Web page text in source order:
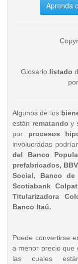
Aprenda
Glosario listado
Algunos de los
están rematando y
por procesos
involucradas
del Banco
prefabricados,
Social, Banco de
Scotiabank
Titularizadora
Banco Itaú.
Puede convertirse
a menor precio que
las cuales